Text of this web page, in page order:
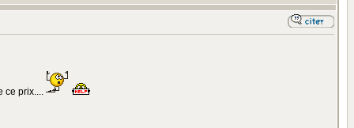
ce prix....